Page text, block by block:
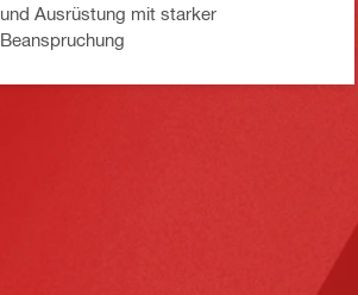
und Ausrüstung mit starker
Beanspruchung